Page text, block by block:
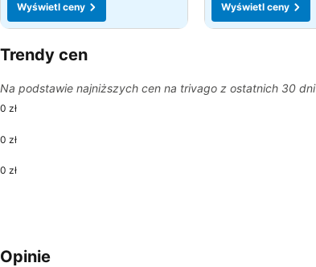
Wyświetl ceny
Wyświetl ceny
Trendy cen
Na podstawie najniższych cen na trivago z ostatnich 30 dni
0 zł
0 zł
0 zł
Opinie